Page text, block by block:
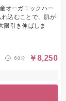
オーガニックハー
込むことで、肌が
限引き伸ばしま
60分 ￥8,250